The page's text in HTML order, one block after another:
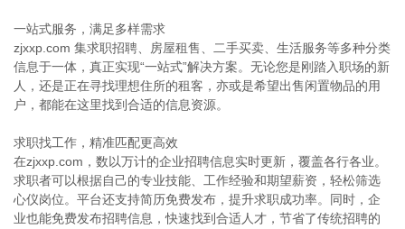
一站式服务，满足多样需求
zjxxp.com 集求职招聘、房屋租售、二手买卖、生活服务等多种分类
信息于一体，真正实现“一站式”解决方案。无论您是刚踏入职场的新
人，还是正在寻找理想住所的租客，亦或是希望出售闲置物品的用
户，都能在这里找到合适的信息资源。
求职找工作，精准匹配更高效
在zjxxp.com，数以万计的企业招聘信息实时更新，覆盖各行各业。
求职者可以根据自己的专业技能、工作经验和期望薪资，轻松筛选
心仪岗位。平台还支持简历免费发布，提升求职成功率。同时，企
业也能免费发布招聘信息，快速找到合适人才，节省了传统招聘的